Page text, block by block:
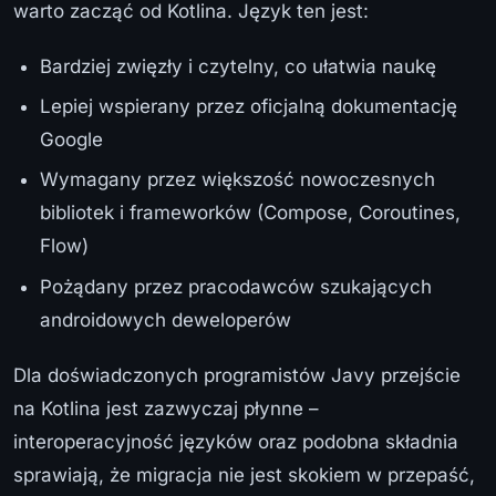
warto zacząć od Kotlina. Język ten jest:
Bardziej zwięzły i czytelny, co ułatwia naukę
Lepiej wspierany przez oficjalną dokumentację
Google
Wymagany przez większość nowoczesnych
bibliotek i frameworków (Compose, Coroutines,
Flow)
Pożądany przez pracodawców szukających
androidowych deweloperów
Dla doświadczonych programistów Javy przejście
na Kotlina jest zazwyczaj płynne –
interoperacyjność języków oraz podobna składnia
sprawiają, że migracja nie jest skokiem w przepaść,